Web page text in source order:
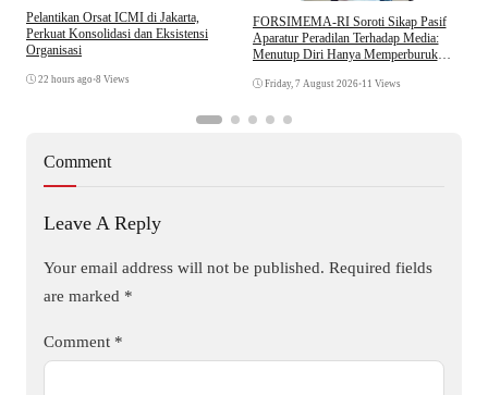
Pelantikan Orsat ICMI di Jakarta,
Perkuat Konsolidasi dan Eksistensi
Organisasi
22 hours ago •8 Views
​FORSIMEMA-RI Soroti Sikap Pasif
Aparatur Peradilan Terhadap Media:
Menutup Diri Hanya Memperburuk
Friday, 7 August 2026•11 Views
Comment
Leave A Reply
Your email address will not be published. Required fields
are marked *
Comment *